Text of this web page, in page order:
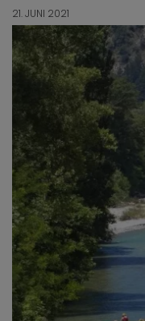
21. JUNI 2021